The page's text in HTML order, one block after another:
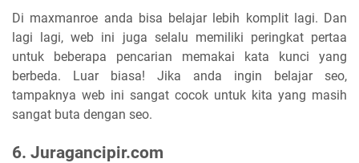
Di maxmanroe anda bisa belajar lebih komplit lagi. Dan
lagi lagi, web ini juga selalu memiliki peringkat pertaa
untuk beberapa pencarian memakai kata kunci yang
berbeda. Luar biasa! Jika anda ingin belajar seo,
tampaknya web ini sangat cocok untuk kita yang masih
sangat buta dengan seo.
6. Juragancipir.com